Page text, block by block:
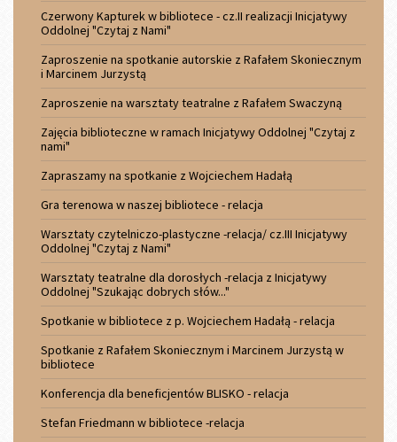
Czerwony Kapturek w bibliotece - cz.II realizacji Inicjatywy
Oddolnej "Czytaj z Nami"
Zaproszenie na spotkanie autorskie z Rafałem Skoniecznym
i Marcinem Jurzystą
Zaproszenie na warsztaty teatralne z Rafałem Swaczyną
Zajęcia biblioteczne w ramach Inicjatywy Oddolnej "Czytaj z
nami"
Zapraszamy na spotkanie z Wojciechem Hadałą
Gra terenowa w naszej bibliotece - relacja
Warsztaty czytelniczo-plastyczne -relacja/ cz.III Inicjatywy
Oddolnej "Czytaj z Nami"
Warsztaty teatralne dla dorosłych -relacja z Inicjatywy
Oddolnej "Szukając dobrych słów..."
Spotkanie w bibliotece z p. Wojciechem Hadałą - relacja
Spotkanie z Rafałem Skoniecznym i Marcinem Jurzystą w
bibliotece
Konferencja dla beneficjentów BLISKO - relacja
Stefan Friedmann w bibliotece -relacja